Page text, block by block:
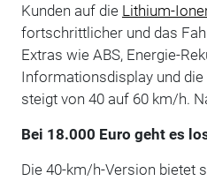
Kunden auf die Lithium-
fortschrittlicher und das
Extras wie ABS, Energie-
Informationsdisplay und
steigt von 40 auf 60 km/h.
Bei 18.000 Euro geht es
Die 40-km/h-Version bietet